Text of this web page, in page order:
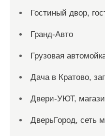
Гостиный двор,
Гранд-Авто
Грузовая
Дача в Кратово,
Двери-УЮТ,
ДверьГород, сеть